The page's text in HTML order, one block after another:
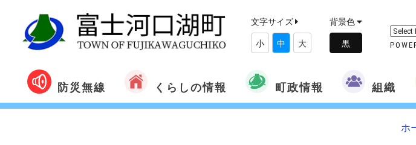
文字サイズ
小 中 大
背景色
防災無線 くらしの情報 町政情報 組織
ホ